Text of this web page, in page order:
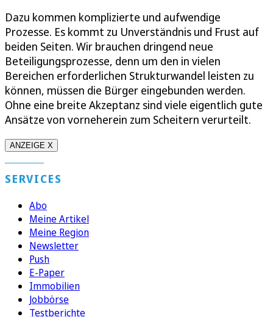
Dazu kommen komplizierte und aufwendige
Prozesse. Es kommt zu Unverständnis und Frust auf
beiden Seiten. Wir brauchen dringend neue
Beteiligungsprozesse, denn um den in vielen
Bereichen erforderlichen Strukturwandel leisten zu
können, müssen die Bürger eingebunden werden.
Ohne eine breite Akzeptanz sind viele eigentlich gute
Ansätze von vorneherein zum Scheitern verurteilt.
ANZEIGE X
SERVICES
Abo
Meine Artikel
Meine Region
Newsletter
Push
E-Paper
Immobilien
Jobbörse
Testberichte